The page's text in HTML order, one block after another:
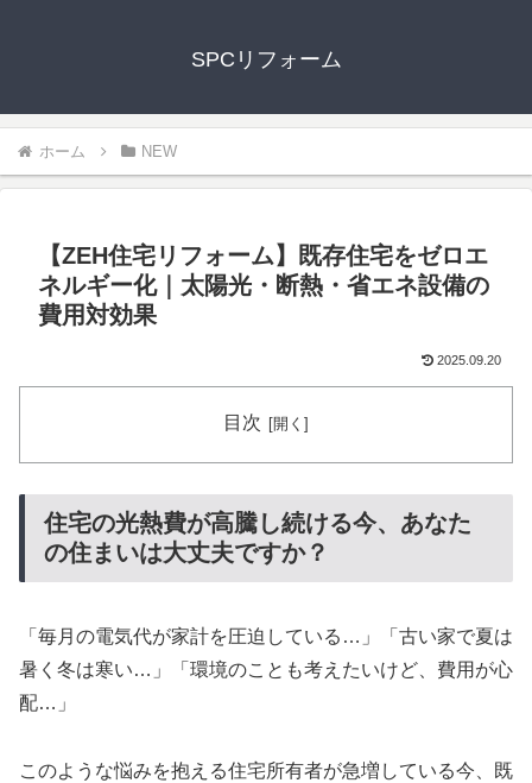
SPCリフォーム
ホーム NEW
【ZEH住宅リフォーム】既存住宅をゼロエ
ネルギー化｜太陽光・断熱・省エネ設備の
費用対効果
2025.09.20
目次
住宅の光熱費が高騰し続ける今、あなた
の住まいは大丈夫ですか？
「毎月の電気代が家計を圧迫している…」「古い家で夏は
暑く冬は寒い…」「環境のことも考えたいけど、費用が心
配…」
このような悩みを抱える住宅所有者が急増している今、既